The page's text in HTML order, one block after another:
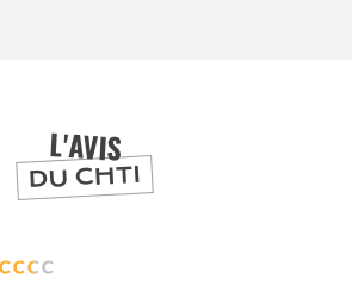
L'AVIS
DU CHTI
DEPUIS 1973